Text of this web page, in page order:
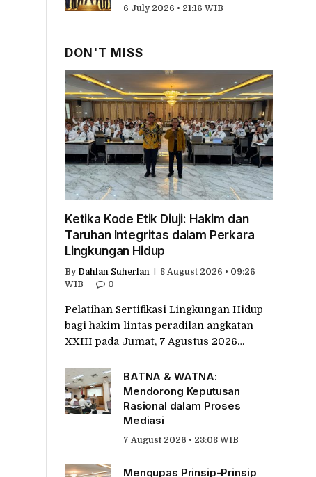
6 July 2026 • 21:16 WIB
DON'T MISS
Ketika Kode Etik Diuji: Hakim dan
Taruhan Integritas dalam Perkara
Lingkungan Hidup
By Dahlan Suherlan
8 August 2026 • 09:26
WIB
0
Pelatihan Sertifikasi Lingkungan Hidup
bagi hakim lintas peradilan angkatan
XXIII pada Jumat, 7 Agustus 2026…
BATNA & WATNA:
Mendorong Keputusan
Rasional dalam Proses
Mediasi
7 August 2026 • 23:08 WIB
Mengupas Prinsip-Prinsip